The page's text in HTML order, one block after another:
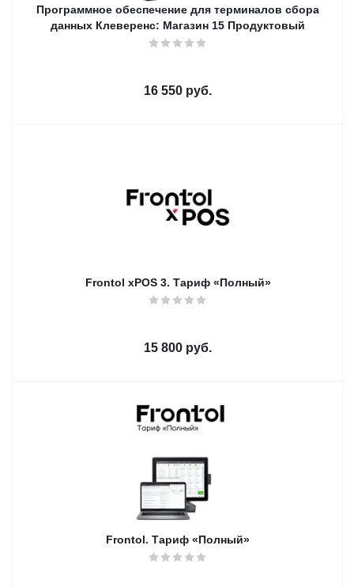
Программное обеспечение для терминалов сбора
данных Клеверенс: Магазин 15 Продуктовый
16 550 руб.
Frontol xPOS 3. Тариф «Полный»
15 800 руб.
Frontol. Тариф «Полный»